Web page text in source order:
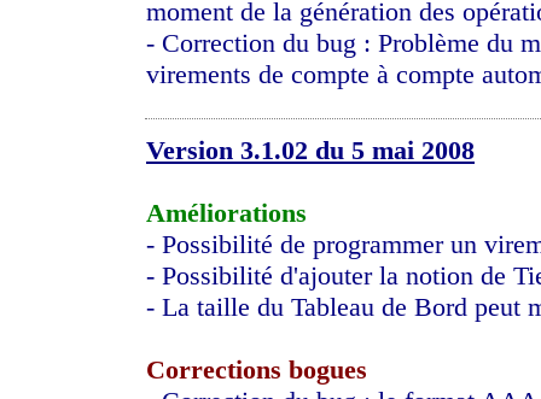
moment de la génération des
- Correction du bug : Problème du
virements de compte à compte
Version 3.1.02 du 5 mai 2008
Améliorations
- Possibilité de programmer un
- Possibilité d'ajouter la notion de
- La taille du Tableau de Bord peut
Corrections bogues